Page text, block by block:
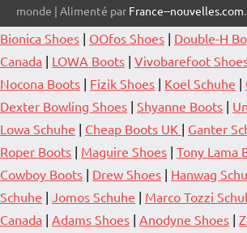
monde | Alimenté par France--nouvelles.com.
Bionica Shoes | OOfos Shoes | Double-H
Canada | LOWA Boots | Vivobarefoot
Nocona Boots | Fizik Shoes | Koel Schuhe |
Dexter Bowling Shoes | Shyanne Boots |
Lowa Schuhe | Cheap Boots UK | Ganter
Roper Boots | Maguire Shoes | Tony Lama
Cowboy Boots | Drew Shoes | Hanwag
Schuhe | Jomos Schuhe | Marco Tozzi
Canada | Adams Shoes | Anodyne Shoes |